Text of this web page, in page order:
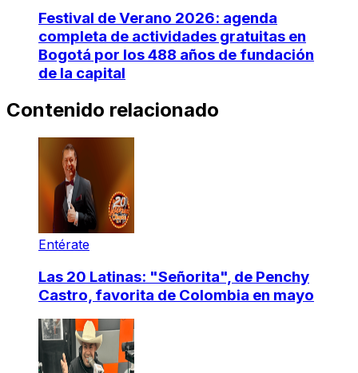
Festival de Verano 2026: agenda
completa de actividades gratuitas en
Bogotá por los 488 años de fundación
de la capital
Contenido relacionado
Entérate
Las 20 Latinas: "Señorita", de Penchy
Castro, favorita de Colombia en mayo